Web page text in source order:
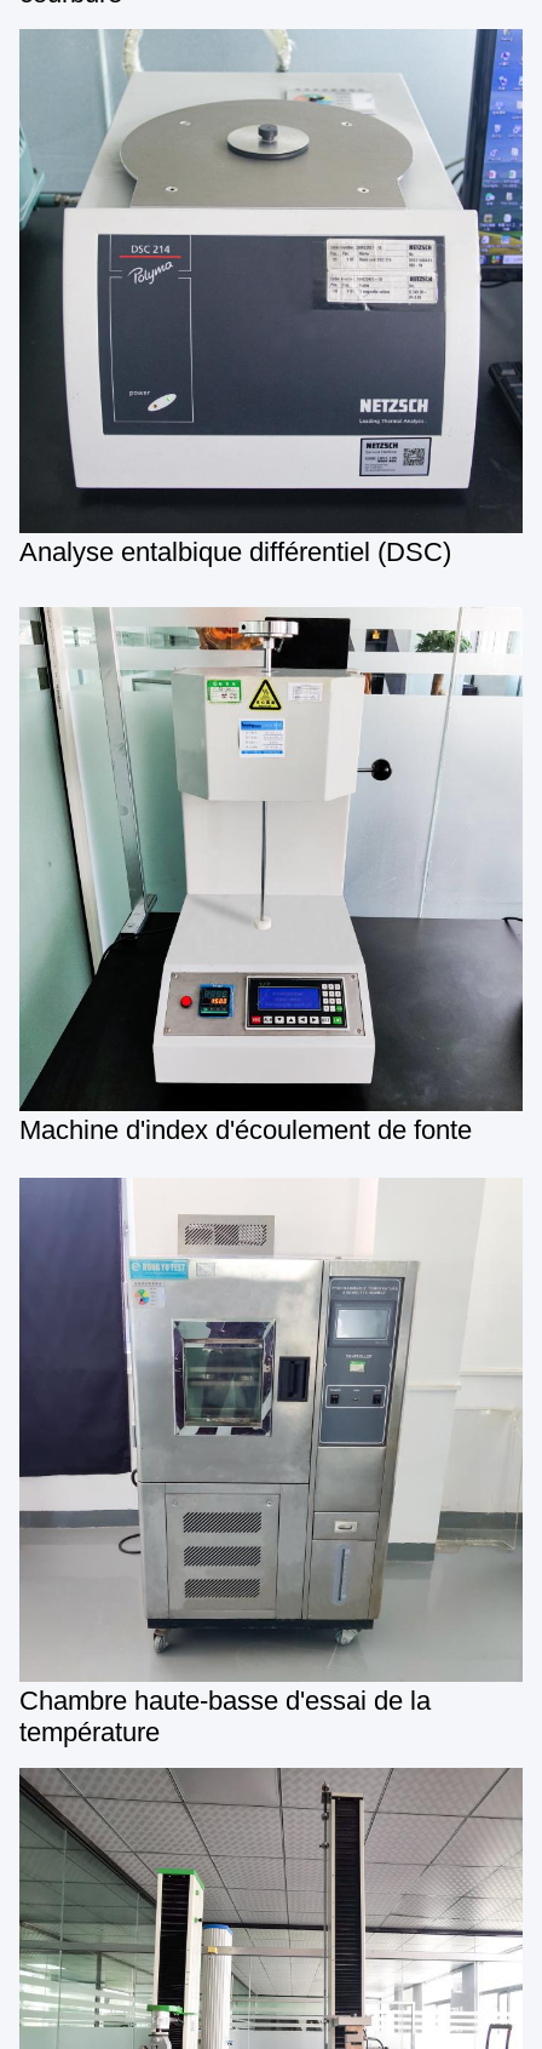
Analyse entalbique différentiel (DSC)
Machine d'index d'écoulement de fonte
Chambre haute-basse d'essai de la
température